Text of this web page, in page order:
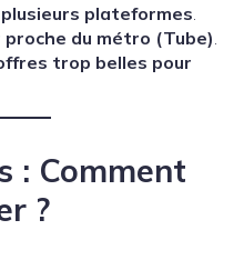
plateformes.
du métro (Tube).
trop belles pour
: Comment
?